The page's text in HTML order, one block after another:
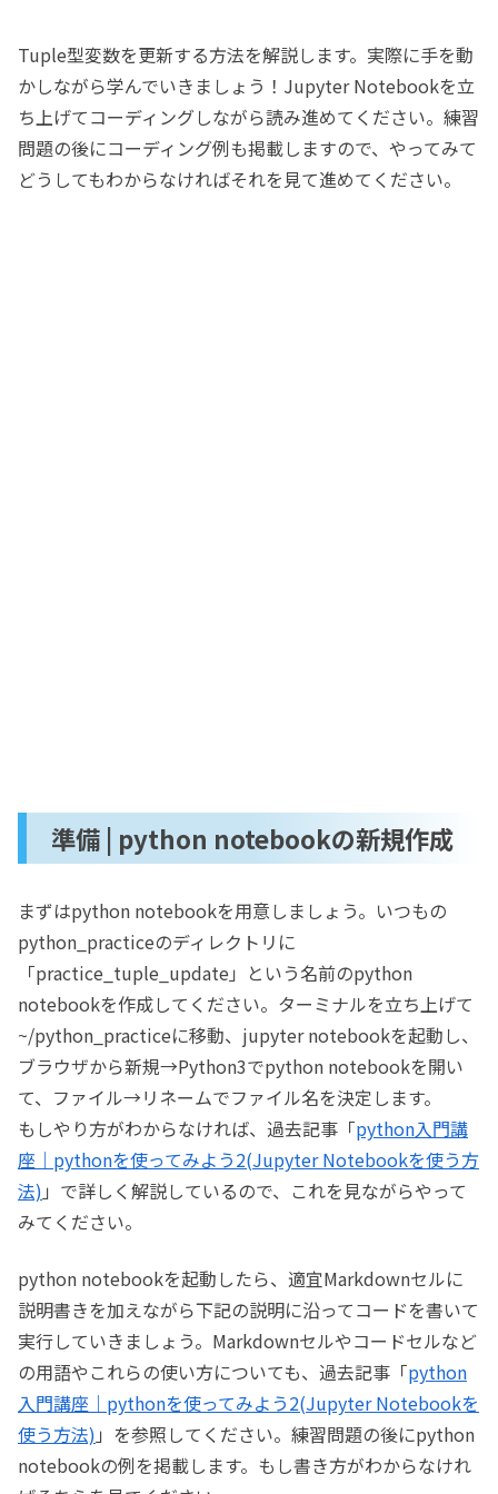
Tuple型変数を更新する方法を解説します。実際に手を動
かしながら学んでいきましょう！Jupyter Notebookを立
ち上げてコーディングしながら読み進めてください。練習
問題の後にコーディング例も掲載しますので、やってみて
どうしてもわからなければそれを見て進めてください。
準備 | python notebookの新規作成
まずはpython notebookを用意しましょう。いつもの
python_practiceのディレクトリに
「practice_tuple_update」という名前のpython
notebookを作成してください。ターミナルを立ち上げて
~/python_practiceに移動、jupyter notebookを起動し、
ブラウザから新規→Python3でpython notebookを開い
て、ファイル→リネームでファイル名を決定します。
もしやり方がわからなければ、過去記事「python入門講
座｜pythonを使ってみよう2(Jupyter Notebookを使う方
法) 」で詳しく解説しているので、これを見ながらやって
みてください。
python notebookを起動したら、適宜Markdownセルに
説明書きを加えながら下記の説明に沿ってコードを書いて
実行していきましょう。Markdownセルやコードセルなど
の用語やこれらの使い方についても、過去記事「python
入門講座｜pythonを使ってみよう2(Jupyter Notebookを
使う方法) 」を参照してください。練習問題の後にpython
notebookの例を掲載します。もし書き方がわからなけれ